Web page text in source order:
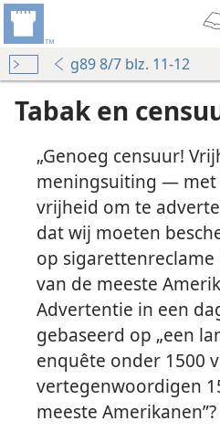
g89 8/7 blz. 11-12
in overeenstemming
het Christendom?
1954
Tabak en
„Genoeg censuur!
meningsuiting — met
vrijheid om te
dat wij moeten
op
van de meeste
Advertentie in een
gebaseerd op „een
enquête onder 1500
vertegenwoordigen
meeste Amerikanen”?